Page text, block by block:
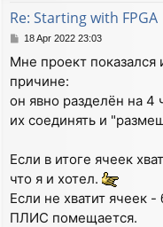
Re: Starting with FPGA
P
s
t
18 Apr 2022 23:03
Мне проект показался
причине:
он явно разделён на 4
их соединять и
Если в итоге ячеек
что я и хотел.
Если не хватит ячеек
ПЛИС помещается.